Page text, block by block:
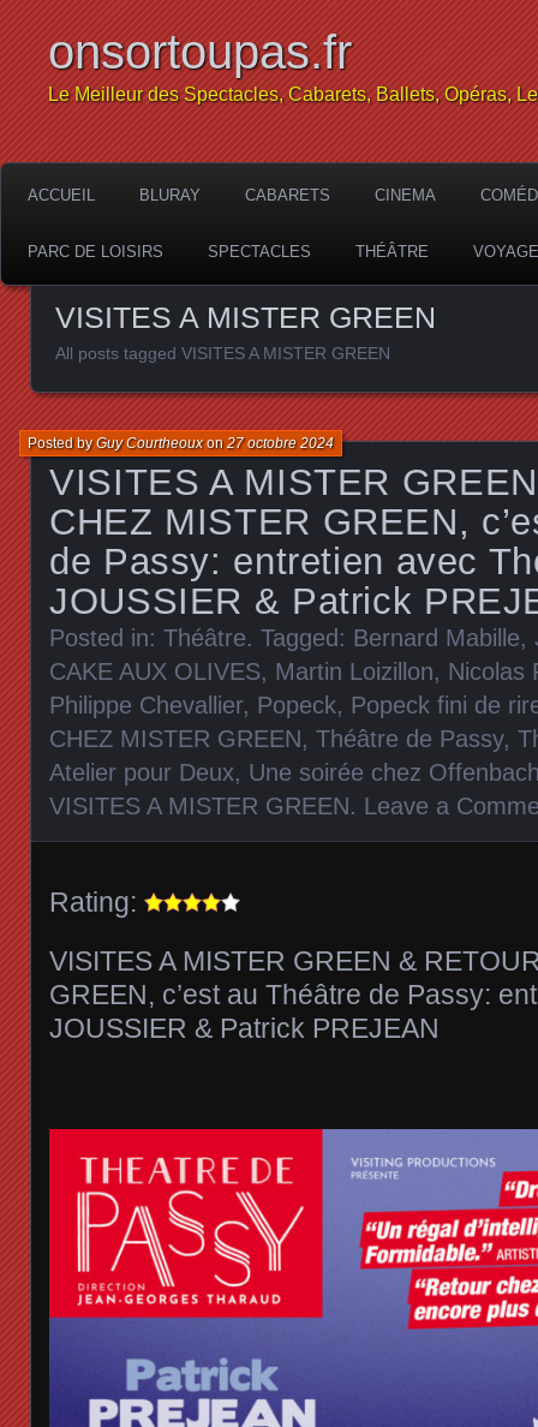
onsortoupas.fr
Le Meilleur des Spectacles, Cabarets, Ballets, Opéras,
ACCUEIL BLURAY CABARETS CINEMA
PARC DE LOISIRS SPECTACLES THÉÂTRE
VISITES A MISTER GREEN
All posts tagged VISITES A MISTER GREEN
VISITES A MISTER
CHEZ MISTER GREEN,
de Passy: entretien avec
JOUSSIER & Patrick
Posted byGuy Courtheouxon27 octobre 2024
Posted in: Théâtre. Tagged: Bernard Mabille,
CAKE AUX OLIVES, Martin Loizillon, Nicolas
Philippe Chevallier, Popeck, Popeck fini de
CHEZ MISTER GREEN, Théâtre de Passy,
Atelier pour Deux, Une soirée chez
VISITES A MISTER GREEN. Leave a
Rating:
VISITES A MISTER GREEN &
GREEN, c’est au Théâtre de Passy:
JOUSSIER & Patrick PREJEAN